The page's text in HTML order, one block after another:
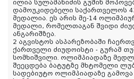
ილია სულამანიძის გუშინ
დამოუკიდებელი საქართველოს
მედალია. ეს არის მე-14
მედალი, რომელთაგან შვიდი
ანგარიშზეა.
2 აგვისტოს ასპარეზობაში
ქართველი ძიუდოისტი - გურამ
სომხიშვილი. ოლიმპიადაზე
შეეცდება ბატუტზე მხტომელი
სადებიუტო ოლიმპიადაზე